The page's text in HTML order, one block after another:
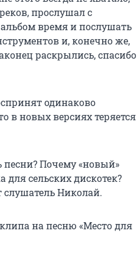
прослушал с
время и послушать
и, конечно же,
раскрылись, спасибо
одинаково
в новых версиях теряется
песни? Почему «новый»
сельских дискотек?
слушатель Николай.
на песню «Место для